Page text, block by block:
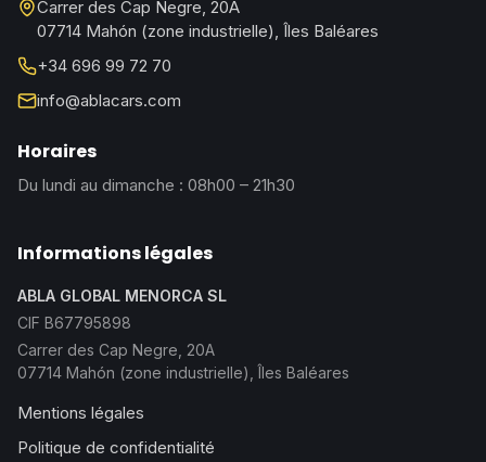
Carrer des Cap Negre, 20A
07714 Mahón (zone industrielle), Îles Baléares
+34 696 99 72 70
info@ablacars.com
Horaires
Du lundi au dimanche : 08h00 – 21h30
Informations légales
ABLA GLOBAL MENORCA SL
CIF B67795898
Carrer des Cap Negre, 20A
07714 Mahón (zone industrielle), Îles Baléares
Mentions légales
Politique de confidentialité